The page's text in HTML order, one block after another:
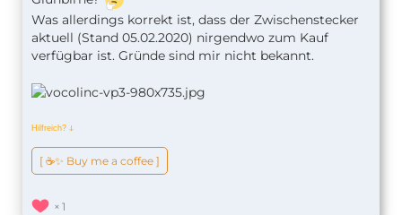
Was allerdings korrekt ist, dass der Zwischenstecker
aktuell (Stand 05.02.2020) nirgendwo zum Kauf
verfügbar ist. Gründe sind mir nicht bekannt.
Hilfreich? ↆ
[ ☕️✨ Buy me a coffee ]
1